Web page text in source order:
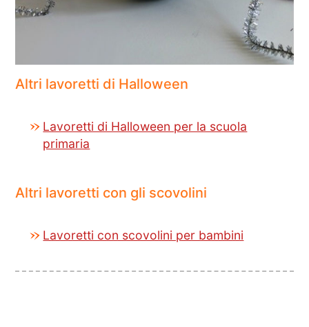
Altri lavoretti di Halloween
Lavoretti di Halloween per la scuola
primaria
Altri lavoretti con gli scovolini
Lavoretti con scovolini per bambini